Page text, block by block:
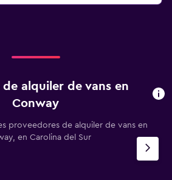
alquiler de vans en
Conway
proveedores de alquiler de vans en
en Carolina del Sur